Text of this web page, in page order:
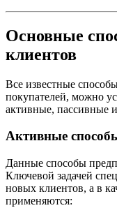
Основные
клиентов
Все известные
покупателей, можно
активные, пассивные
Активные
Данные способы
Ключевой задачей
новых клиентов, а в
применяются: